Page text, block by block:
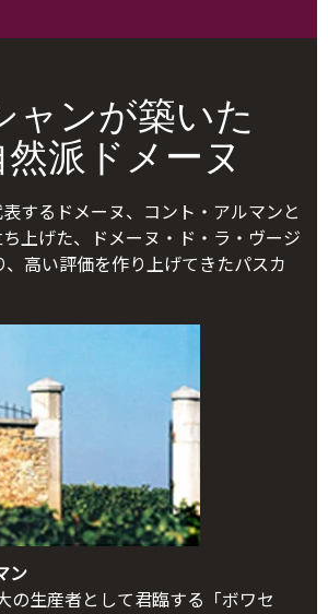
ャンが築いた
然派ドメーヌ
するドメーヌ、コント・アルマンと
ち上げた、ドメーヌ・ド・ラ・ヴージ
、高い評価を作り上げてきたパスカ
ン
の生産者として君臨する「ボワセ